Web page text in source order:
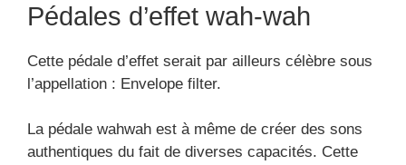
Pédales d’effet wah-wah
Cette pédale d’effet serait par ailleurs célèbre sous
l’appellation : Envelope filter.
La pédale wahwah est à même de créer des sons
authentiques du fait de diverses capacités. Cette